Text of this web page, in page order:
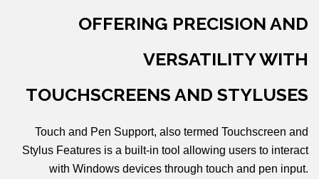
OFFERING PRECISION AND
VERSATILITY WITH
TOUCHSCREENS AND STYLUSES
Touch and Pen Support, also termed Touchscreen and
Stylus Features is a built-in tool allowing users to interact
with Windows devices through touch and pen input.